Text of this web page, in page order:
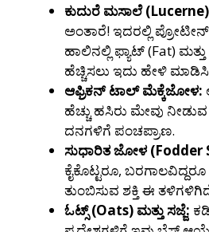
ಕುದುರೆ ಮಸಾಲೆ
ಅಂತಾರೆ! ಇದರಲ್ಲಿ
ಹಾಲಿನಲ್ಲಿ ಫ್ಯಾಟ್ (Fat)
ಹೆಚ್ಚಿಸಲು ಇದು ಹೇಳಿ
ಆಫ್ರಿಕನ್ ಟಾಲ್ ಮೆಕ್ಕೆಜೋಳ:
ಹೆಚ್ಚು ಹಸಿರು ಮೇವು
ದನಗಳಿಗೆ ಪಂಚಪ್ರಾಣ.
ಸುಧಾರಿತ ಜೋಳ (Fodder
ಕೈಕೊಟ್ಟರೂ,
ತುಂಬಿಸುವ ಶಕ್ತಿ ಈ
ಓಟ್ಸ್ (Oats) ಮತ್ತು ಸಜ್ಜೆ: